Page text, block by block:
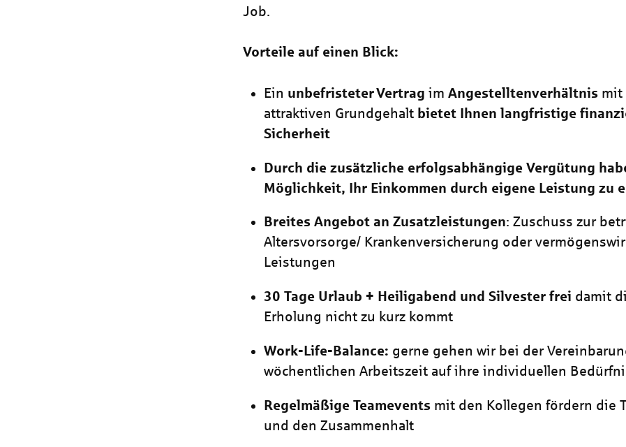
Job.
Vorteile auf einen Blick:
Ein unbefristeterVertrag imAngestelltenverhältnis mit
attraktiven Grundgehalt bietet Ihnen langfristige
Sicherheit
Durch die zusätzliche erfolgsabhängige Vergütung
Möglichkeit, Ihr Einkommen durch eigene Leistung zu
Breites Angebot an Zusatzleistungen: Zuschuss zur
Altersvorsorge/ Krankenversicherung oder
Leistungen
30 Tage Urlaub + Heiligabend und Silvester frei damit
Erholung nicht zu kurz kommt
Work-Life-Balance: gerne gehen wir bei der
wöchentlichen Arbeitszeit auf ihre individuellen
Regelmäßige Teamevents mit den Kollegen fördern die
und den Zusammenhalt